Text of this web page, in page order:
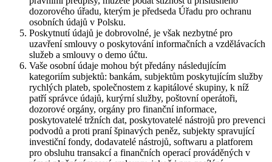
dozorového úřadu, kterým je předseda Úřadu pro ochranu
osobních údajů v Polsku.
Poskytnutí údajů je dobrovolné, je však nezbytné pro
uzavření smlouvy o poskytování informačních a vzdělávacích
služeb a smlouvy o demo účtu.
Vaše osobní údaje mohou být předány následujícím
kategoriím subjektů: bankám, subjektům poskytujícím služby
rychlých plateb, společnostem z kapitálové skupiny, k níž
patří správce údajů, kurýrní služby, poštovní operátoři,
dozorové orgány, orgány pro finanční informace,
poskytovatelé tržních dat, poskytovatelé nástrojů pro prevenci
podvodů a proti praní špinavých peněz, subjekty spravující
investiční fondy, dodavatelé nástrojů, softwaru a platforem
pro obsluhu transakcí a finančních operací prováděných v